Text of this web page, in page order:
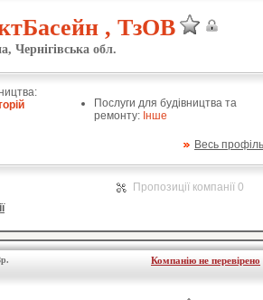
, ТзОВ
Чернігівська обл.
Послуги для будівництва та
ремонту: Інше
Весь профіль
Пропозиції компанії 0
Компанію не перевірено